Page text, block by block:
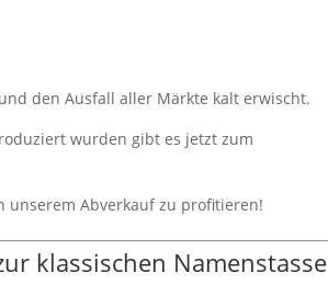
den Ausfall aller Märkte kalt erwischt.
wurden gibt es jetzt zum
unserem Abverkauf zu profitieren!
klassischen Namenstasse